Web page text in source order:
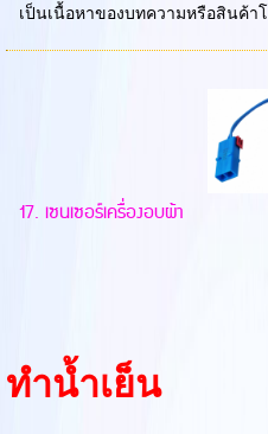
เป็นเนื้อหาของบทความหรือสินค้
17. เซนเซอร์เครื่องอบผ้า
ทำน้ำเย็น